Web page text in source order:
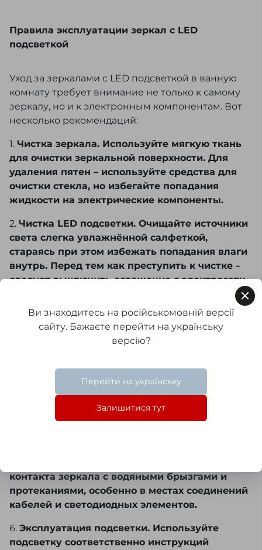
Правила эксплуатации зеркал с LED
подсветкой
Уход за зеркалами с LED подсветкой в ванную
комнату требует внимание не только к самому
зеркалу, но и к электронным компонентам. Вот
несколько рекомендаций:
1. Чистка зеркала. Используйте мягкую ткань
для очистки зеркальной поверхности. Для
удаления пятен – используйте средства для
очистки стекла, но избегайте попадания
жидкости на электрические компоненты.
2. Чистка LED подсветки. Очищайте источники
света слегка увлажнённой салфеткой,
стараясь при этом избежать попадания влаги
внутрь. Перед тем как преступить к чистке –
следует выключить освещение с электросети.
достаточную вентиляцию в ванной комнате
для уменьшения конденсации. Это позволит
избежать коротких замыканий в системе
Проверка кабелей и соединений. Регулярно
проверяйте состояние проводов и соединений,
чтобы убедиться в их целостности. Если вы
контакта зеркала с водяными брызгами и
протеканиями, особенно в местах соединений
кабелей и светодиодных элементов.
6. Эксплуатация подсветки. Используйте
подсветку соответственно инструкций
Ви знаходитесь на російськомовній версії
сайту. Бажаєте перейти на українську
версію?
Перейти на українську
Залишитися тут